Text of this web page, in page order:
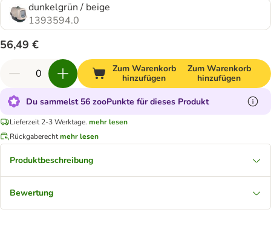
dunkelgrün / beige
1393594.0
56,49 €
Zum Warenkorb
hinzufügen
Zum Warenkorb
hinzufügen
Du sammelst 56 zooPunkte für dieses Produkt
Lieferzeit 2-3 Werktage. mehr lesen
Rückgaberechtmehr lesen
Produktbeschreibung
Bewertung